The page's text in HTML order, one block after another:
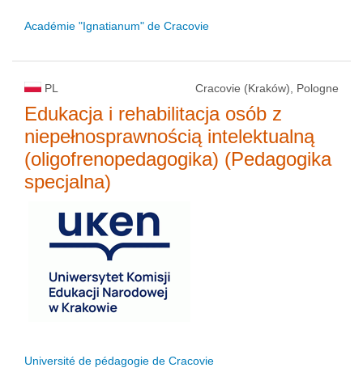
Académie "Ignatianum" de Cracovie
PL Cracovie (Kraków), Pologne
Edukacja i rehabilitacja osób z
niepełnosprawnością intelektualną
(oligofrenopedagogika) (Pedagogika
specjalna)
Université de pédagogie de Cracovie